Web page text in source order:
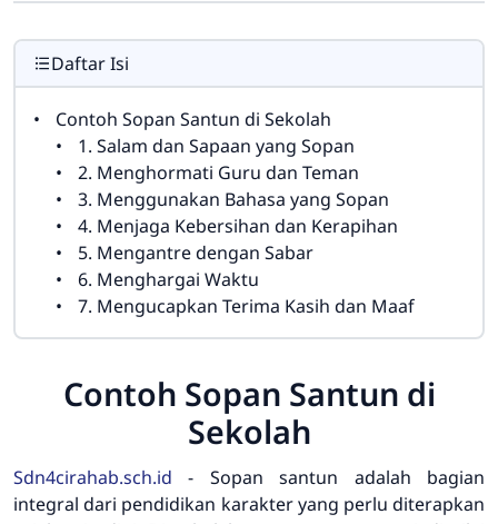
Daftar Isi
Contoh Sopan Santun di Sekolah
1. Salam dan Sapaan yang Sopan
2. Menghormati Guru dan Teman
3. Menggunakan Bahasa yang Sopan
4. Menjaga Kebersihan dan Kerapihan
5. Mengantre dengan Sabar
6. Menghargai Waktu
7. Mengucapkan Terima Kasih dan Maaf
Contoh Sopan Santun di
Sekolah
Sdn4cirahab.sch.id - Sopan santun adalah bagian
integral dari pendidikan karakter yang perlu diterapkan